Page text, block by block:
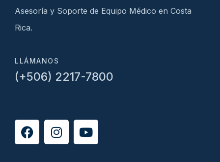
Asesoría y Soporte de Equipo Médico en Costa
Rica.
LLÁMANOS
(+506) 2217-7800